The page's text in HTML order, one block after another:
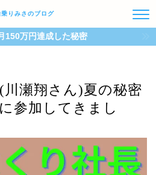
乗りみさのブログ
150万円達成した秘密
川瀬翔さん)夏の秘密
参加してきまし